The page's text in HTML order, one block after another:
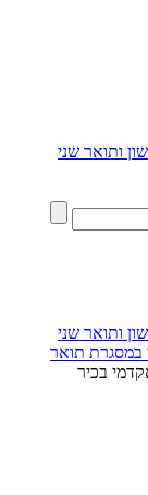
ותואר שני
ותואר שני
במסגרת תואר
בכיר